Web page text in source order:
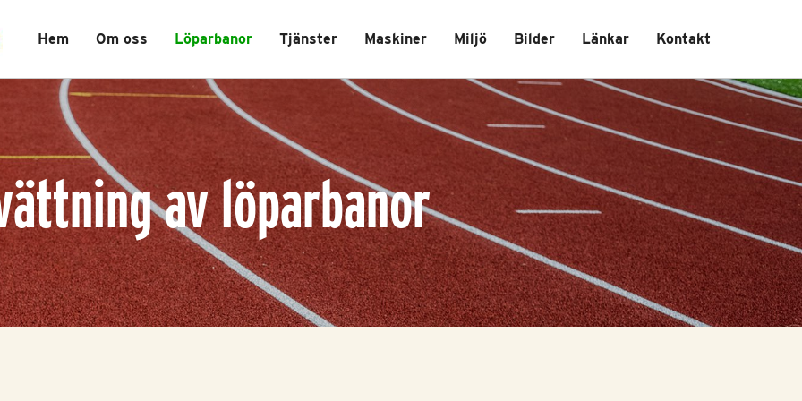
Hem Om oss Löparbanor Tjänster Maskiner Miljö Bilder Länkar Kontakt
av löparbanor